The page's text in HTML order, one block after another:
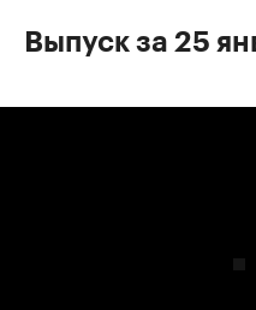
Выпуск за 25